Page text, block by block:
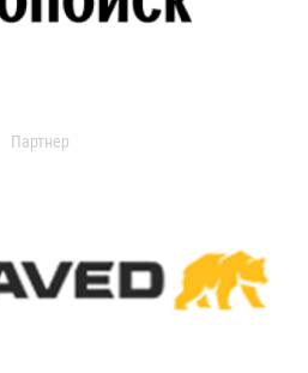
Партнер